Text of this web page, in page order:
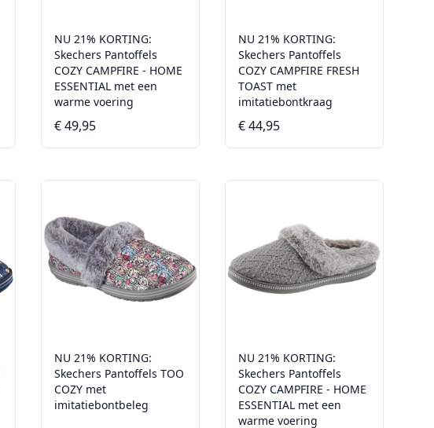
NU 21% KORTING:
Skechers Pantoffels
COZY CAMPFIRE - HOME
ESSENTIAL met een
warme voering
€ 49,95
NU 21% KORTING:
Skechers Pantoffels
COZY CAMPFIRE FRESH
TOAST met
imitatiebontkraag
€ 44,95
NU 21% KORTING:
Skechers Pantoffels TOO
COZY met
imitatiebontbeleg
NU 21% KORTING:
Skechers Pantoffels
COZY CAMPFIRE - HOME
ESSENTIAL met een
warme voering